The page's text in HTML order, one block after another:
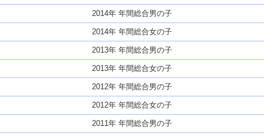
2014年 年間総合男の子
2014年 年間総合女の子
2013年 年間総合男の子
2013年 年間総合女の子
2012年 年間総合男の子
2012年 年間総合女の子
2011年 年間総合男の子